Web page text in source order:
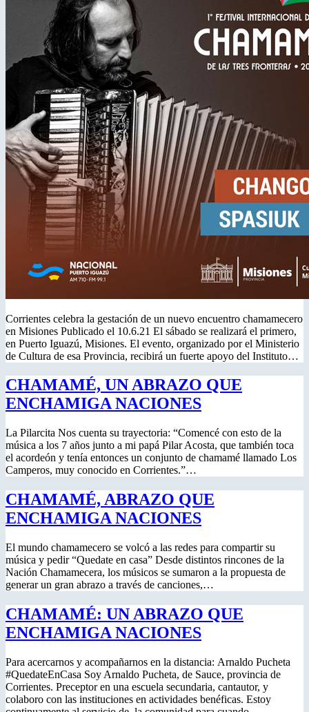
Corrientes celebra la gestación de un nuevo encuentro chamamecero
en Misiones Publicado el 10.6.21 El sábado se realizará el primero,
en Puerto Iguazú, Misiones. El evento, organizado por el Ministerio
de Cultura de esa Provincia, recibirá un fuerte apoyo del Instituto…
CHAMAMÉ, UN ABRAZO QUE
ENCHAMIGA NACIONES
La Pilarcita Nos cuenta su trayectoria: “Comencé con esto de la
música a los 7 años junto a mi papá Pilar Acosta, que también toca
el acordeón y tenía entonces un conjunto de chamamé llamado Los
Camperos, muy conocido en Corrientes.”…
CHAMAMÉ, ABRAZO QUE
ENCHAMIGA NACIONES
El mundo chamamecero se volcó a las redes para compartir su
música y pedir “Quedate en casa” Desde distintos rincones de la
Nación Chamamecera, los músicos se sumaron a la propuesta de
generar un gran abrazo a través de canciones,…
CHAMAMÉ: UN ABRAZO QUE
ENCHAMIGA NACIONES
Para acercarnos y acompañarnos en la distancia: Arnaldo Pucheta
#QuedateEnCasa Soy Arnaldo Pucheta, de Sauce, provincia de
Corrientes. Preceptor en una escuela secundaria, cantautor, y
colaboro con las instituciones en actividades benéficas. Estoy